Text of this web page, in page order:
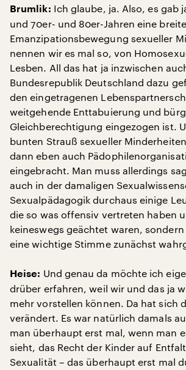
Brumlik: Ich glaube, ja. Also, es gab
und 70er- und 80er-Jahren eine breite
Emanzipationsbewegung sexueller
nennen wir es mal so, von
Lesben. All das hat ja inzwischen
Bundesrepublik Deutschland dazu
den eingetragenen
weitgehende Enttabuierung und
Gleichberechtigung eingezogen ist.
bunten Strauß sexueller
dann eben auch
eingebracht. Man muss allerdings
auch in der damaligen
Sexualpädagogik durchaus einige
die so was offensiv vertreten haben
keineswegs geächtet waren,
eine wichtige Stimme zunächst
Heise: Und genau da möchte ich
drüber erfahren, weil wir und das ja
mehr vorstellen können. Da hat sich
verändert. Es war natürlich damals
man überhaupt erst mal, wenn man
sieht, das Recht der Kinder auf
Sexualität – das überhaupt erst mal